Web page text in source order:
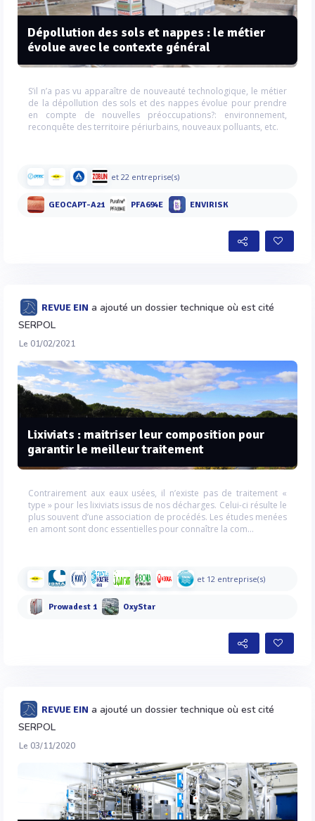
Dépollution des sols et nappes : le métier
évolue avec le contexte général
S’il n’a pas vu apparaître de nouveauté technologique, le métier
de la dépollution des sols et des nappes évolue pour prendre
en compte de nouvelles préoccupations?: environnement,
reconquête des territoire périurbains, nouveaux polluants, etc.
et 22 entreprise(s)
GEOCAPT-A21 PFA694E ENVIRISK
REVUE EIN a ajouté un dossier technique où est cité
SERPOL
Le 01/02/2021
Lixiviats : maitriser leur composition pour
garantir le meilleur traitement
Contrairement aux eaux usées, il n’existe pas de traitement «
type » pour les lixiviats issus de nos décharges. Celui-ci résulte le
plus souvent d’une association de procédés. Les études menées
en amont sont donc essentielles pour connaître la com...
et 12 entreprise(s)
Prowadest 1 OxyStar
REVUE EIN a ajouté un dossier technique où est cité
SERPOL
Le 03/11/2020